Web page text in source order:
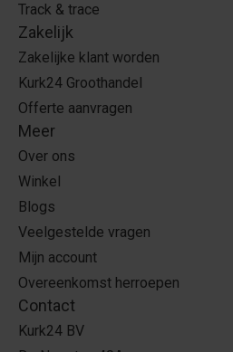
Track & trace
Zakelijk
Zakelijke klant worden
Kurk24 Groothandel
Offerte aanvragen
Meer
Over ons
Winkel
Blogs
Veelgestelde vragen
Mijn account
Overeenkomst herroepen
Contact
Kurk24 BV